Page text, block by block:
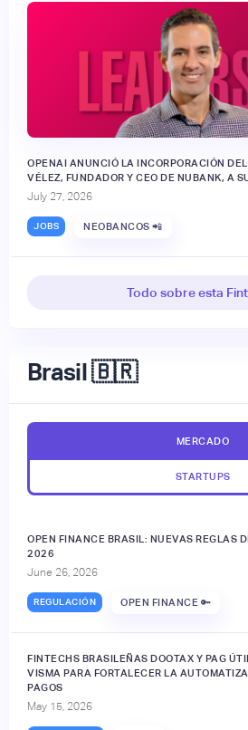
OPENAI ANUNCIÓ LA INCORPORACIÓN
VÉLEZ, FUNDADOR Y CEO DE NUBANK, A
July 27, 2026
JOBS NEOBANCOS 📲
Todo sobre esta
Brasil 🇧🇷
MERCADO
STARTUPS
OPEN FINANCE BRASIL: NUEVAS REGLAS
2026
June 26, 2026
REGULACIÓN OPEN FINANCE 🔑
FINTECHS BRASILEÑAS DOOTAX Y PAG
VISMA PARA FORTALECER LA
PAGOS
May 15, 2026